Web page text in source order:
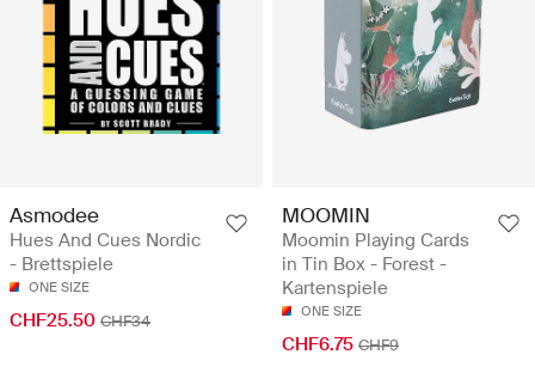
Asmodee
Hues And Cues Nordic
- Brettspiele
ONE SIZE
CHF25.50 CHF34
MOOMIN
Moomin Playing Cards
in Tin Box - Forest -
Kartenspiele
ONE SIZE
CHF6.75 CHF9